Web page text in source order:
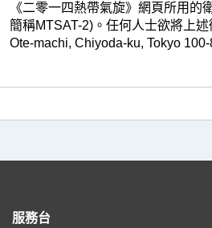
《二零一四熱帶氣旋》網頁所用的
簡稱MTSAT-2)。任何人士欲將上
Ote-machi, Chiyoda-ku, Tokyo 100-
服務台